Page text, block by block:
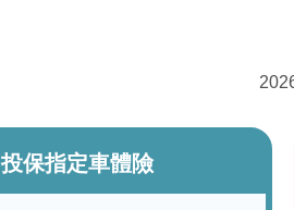
投保指定車體險